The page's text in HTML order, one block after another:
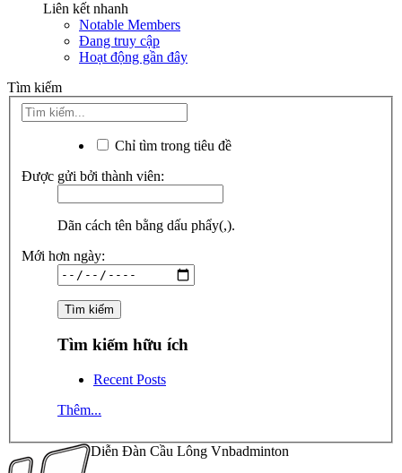
Liên kết nhanh
Notable Members
Đang truy cập
Hoạt động gần đây
Tìm kiếm
Chỉ tìm trong tiêu đề
Được gửi bởi thành viên:
Dãn cách tên bằng dấu phẩy(,).
Mới hơn ngày:
Tìm kiếm hữu ích
Recent Posts
Thêm...
Diễn Đàn Cầu Lông Vnbadminton